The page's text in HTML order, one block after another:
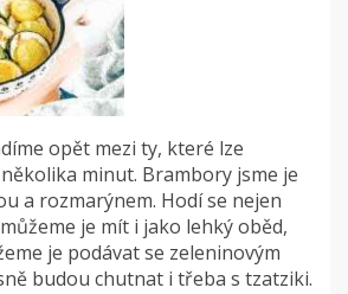
opět mezi ty, které lze
minut. Brambory jsme je
a rozmarýnem. Hodí se nejen
je mít i jako lehký oběd,
je podávat se zeleninovým
budou chutnat i třeba s tzatziki.